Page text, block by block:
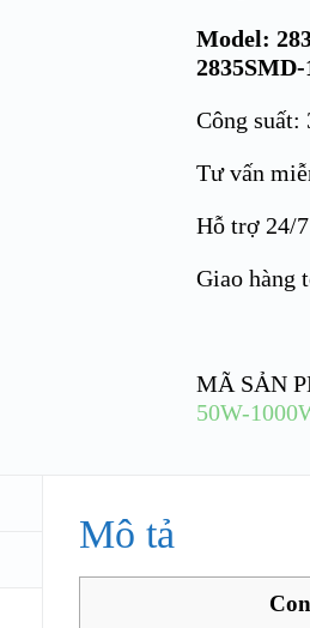
Model:
Công
Tư vấn
Hỗ trợ 24/7
Giao hàng
MÃ SẢN
50W-
Mô tả